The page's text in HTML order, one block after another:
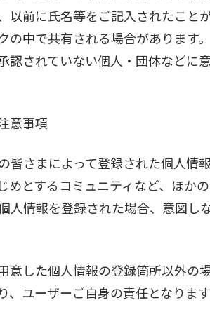
以前に氏名等をご記入されたこと
の中で共有される場合があります
認されていない個人・団体などに
意事項
皆さまによって登録された個人情
めとするコミュニティなど、ほか
人情報を登録された場合、意図し
意した個人情報の登録箇所以外の
、ユーザーご自身の責任となりま